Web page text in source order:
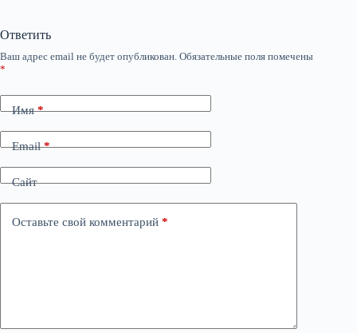
Ответить
Ваш адрес email не будет опубликован. Обязательные поля помечены
*
Имя*
Email*
Сайт
Оставьте свой комментарий *